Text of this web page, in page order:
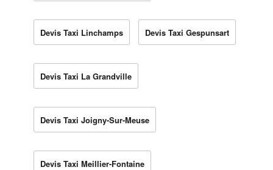
Devis Taxi Linchamps Devis Taxi Gespunsart
Devis Taxi La Grandville
Devis Taxi Joigny-Sur-Meuse
Devis Taxi Meillier-Fontaine